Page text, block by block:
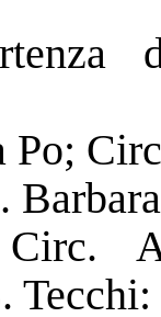
Circ.
Tecchi: